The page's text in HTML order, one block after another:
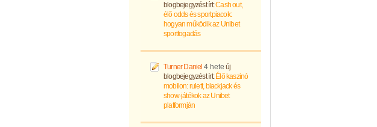
blogbejegyzést írt:Cash out,
élő odds és sportpiacok:
hogyan működik az Unibet
sportfogadás
Turner Daniel 4 hete új
blogbejegyzést írt: Élő kaszinó
mobilon: rulett, blackjack és
show-játékok az Unibet
platformján